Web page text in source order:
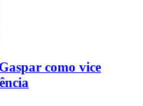
como vice